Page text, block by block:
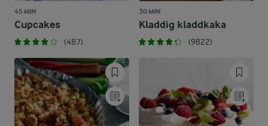
45 MIN
Cupcakes
(487)
30 MIN
Kladdig kladdkaka
(9822)